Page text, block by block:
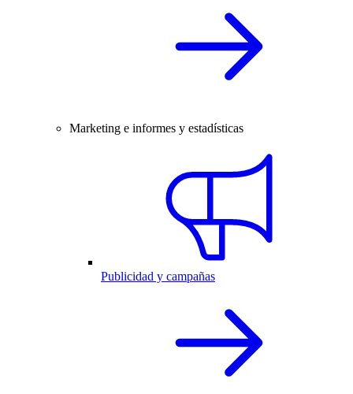
Marketing e informes y estadísticas
Publicidad y campañas